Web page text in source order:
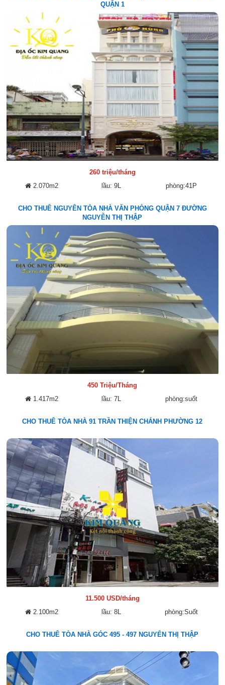
QUẬN 1
260 triệu/tháng
2.070m2
lầu: 9L phòng:41P
CHO THUÊ NGUYÊN TÒA NHÀ VĂN PHÒNG QUẬN 7 ĐƯỜNG
NGUYỄN THỊ THẬP
450 Triệu/Tháng
1.417m2
lầu: 7L phòng:suốt
CHO THUÊ TÒA NHÀ 91 TRẦN THIỆN CHÁNH PHƯỜNG 12
11.500 USD/tháng
2.100m2
lầu: 8L phòng:Suốt
CHO THUÊ TÒA NHÀ GÓC 495 - 497 NGUYỄN THỊ THẬP